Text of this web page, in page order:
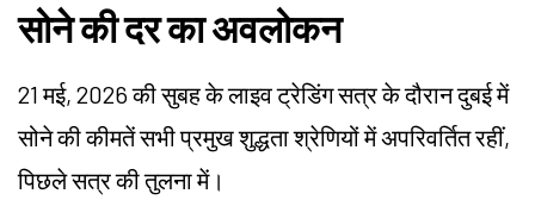
सोने की दर का अवलोकन
21 मई, 2026 की सुबह के लाइव ट्रेडिंग सत्र के दौरान दुबई में
सोने की कीमतें सभी प्रमुख शुद्धता श्रेणियों में अपरिवर्तित रहीं,
पिछले सत्र की तुलना में।